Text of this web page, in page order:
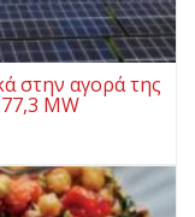
στην αγορά της
MW